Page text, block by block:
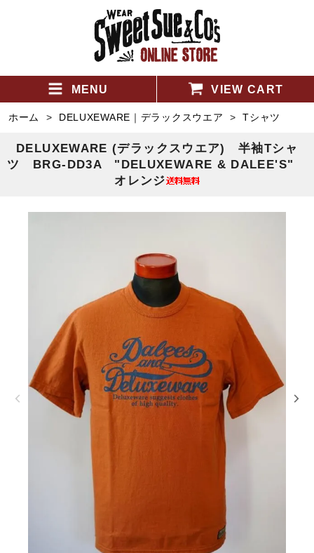
MENU VIEW CART
ホーム > DELUXEWARE｜デラックスウエア >Tシャツ
DELUXEWARE (デラックスウエア) 半袖Tシャ
ツ BRG-DD3A "DELUXEWARE & DALEE'S"
オレンジ